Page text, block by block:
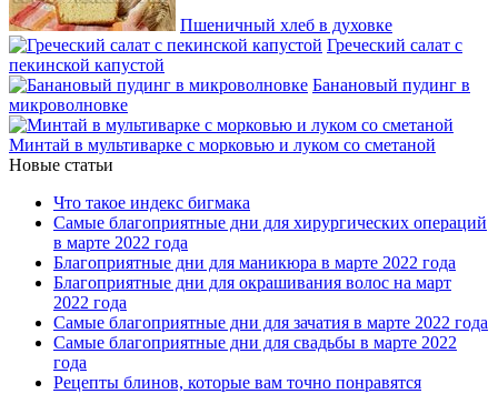
Пшеничный хлеб в духовке
Греческий салат с
пекинской капустой
Банановый пудинг в
микроволновке
Минтай в мультиварке с морковью и луком со сметаной
Новые статьи
Что такое индекс бигмака
Самые благоприятные дни для хирургических операций
в марте 2022 года
Благоприятные дни для маникюра в марте 2022 года
Благоприятные дни для окрашивания волос на март
2022 года
Самые благоприятные дни для зачатия в марте 2022 года
Самые благоприятные дни для свадьбы в марте 2022
года
Рецепты блинов, которые вам точно понравятся